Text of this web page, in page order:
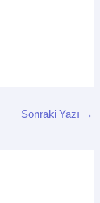
Sonraki Yazı →